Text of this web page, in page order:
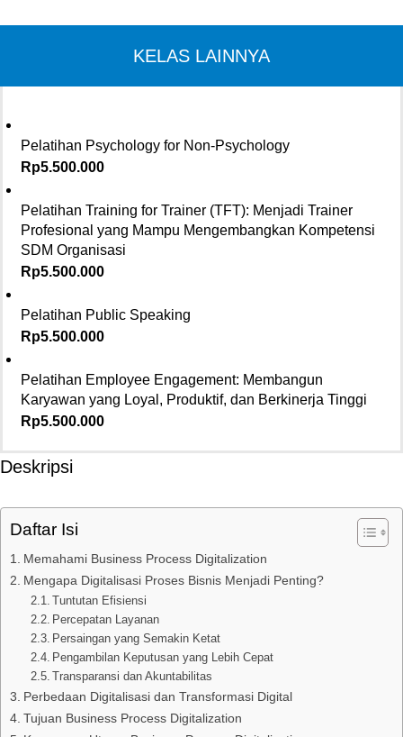
KELAS LAINNYA
Pelatihan Psychology for Non-Psychology
Rp5.500.000
Pelatihan Training for Trainer (TFT): Menjadi Trainer
Profesional yang Mampu Mengembangkan Kompetensi
SDM Organisasi
Rp5.500.000
Pelatihan Public Speaking
Rp5.500.000
Pelatihan Employee Engagement: Membangun
Karyawan yang Loyal, Produktif, dan Berkinerja Tinggi
Rp5.500.000
Deskripsi
Daftar Isi
Memahami Business Process Digitalization
Mengapa Digitalisasi Proses Bisnis Menjadi Penting?
Tuntutan Efisiensi
Percepatan Layanan
Persaingan yang Semakin Ketat
Pengambilan Keputusan yang Lebih Cepat
Transparansi dan Akuntabilitas
Perbedaan Digitalisasi dan Transformasi Digital
Tujuan Business Process Digitalization